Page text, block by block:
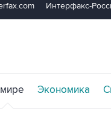
Интерфакс-
Экономика